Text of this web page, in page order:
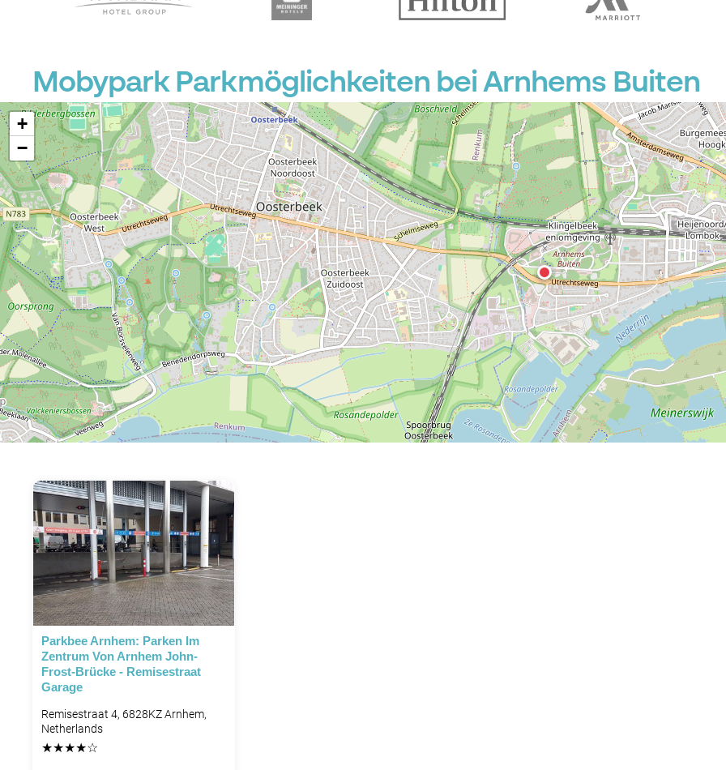
Mobypark Parkmöglichkeiten bei Arnhems Buiten
+
−
Parkbee Arnhem: Parken Im
Zentrum Von Arnhem John-
Frost-Brücke - Remisestraat
Garage
Remisestraat 4, 6828KZ Arnhem,
Netherlands
★★★★☆